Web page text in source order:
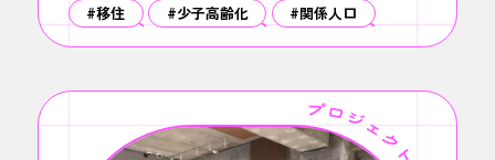
#移住 #少子高齢化 #関係人口